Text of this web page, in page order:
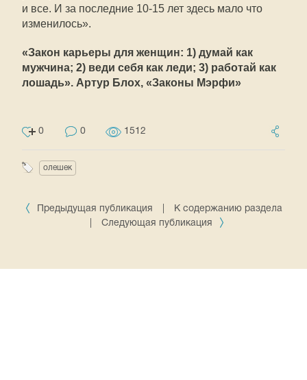
и все. И за последние 10-15 лет здесь мало что
изменилось».
«Закон карьеры для женщин: 1) думай как
мужчина; 2) веди себя как леди; 3) работай как
лошадь». Артур Блох, «Законы Мэрфи»
0 0 1512
олешек
Предыдущая публикация
К содержанию раздела
Следующая публикация